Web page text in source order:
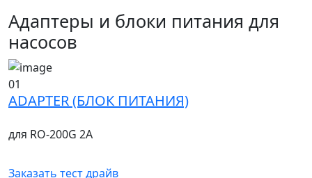
Адаптеры и блоки питания для
насосов
01
ADAPTER (БЛОК ПИТАНИЯ)
для RO-200G 2A
Заказать тест драйв